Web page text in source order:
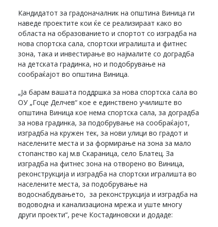
Кандидатот за градоначалник на општина Виница ги
наведе проектите кои ќе се реализираат како во
областа на образованието и спортот со изградба на
нова спортска сала, спортски игралишта и фитнес
зона, така и инвестирање во најмалите со доградба
на детската градинка, но и подобрување на
сообраќајот во општина Виница.
„Ја барам вашата поддршка за нова спортска сала во
ОУ „Гоце Делчев“ кое е единствено училиште во
општина Виница кое нема спортска сала, за доградба
за нова градинка, за подобрување на сообраќајот,
изградба на кружен тек, за нови улици во градот и
населените места и за формирање на зона за мало
стопанство кај м.в Скараница, село Блатец. За
изградба на фитнес зона на отворено во Виница,
реконструкција и изградба на спортски игралишта во
населените места, за подобрување на
водоснабдувањето, за реконструкција и изградба на
водоводна и канализациона мрежа и уште многу
други проекти“, рече Костадиновски и додаде: